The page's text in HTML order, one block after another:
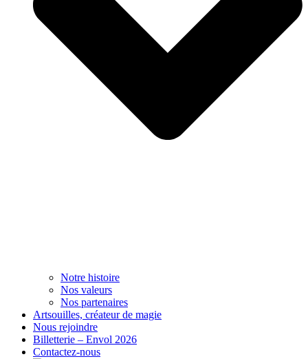
Notre histoire
Nos valeurs
Nos partenaires
Artsouilles, créateur de magie
Nous rejoindre
Billetterie – Envol 2026
Contactez-nous